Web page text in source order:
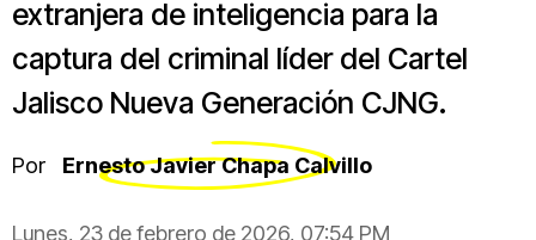
extranjera de inteligencia para la
captura del criminal líder del Cartel
Jalisco Nueva Generación CJNG.
Por Ernesto Javier Chapa Calvillo
Lunes, 23 de febrero de 2026, 07:54 PM